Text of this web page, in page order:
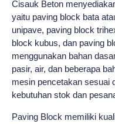
Cisauk Beton
yaitu paving block bata
unipave, paving block
block kubus, dan paving
menggunakan bahan
pasir, air, dan beberapa
mesin pencetakan sesuai
kebutuhan stok dan
Paving Block memiliki